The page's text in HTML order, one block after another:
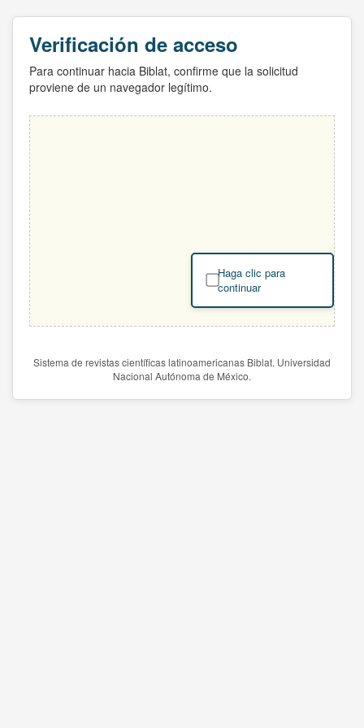
Verificación de acceso
Para continuar hacia Biblat, confirme que la solicitud
proviene de un navegador legítimo.
Haga clic para
continuar
Sistema de revistas científicas latinoamericanas Biblat. Universidad
Nacional Autónoma de México.